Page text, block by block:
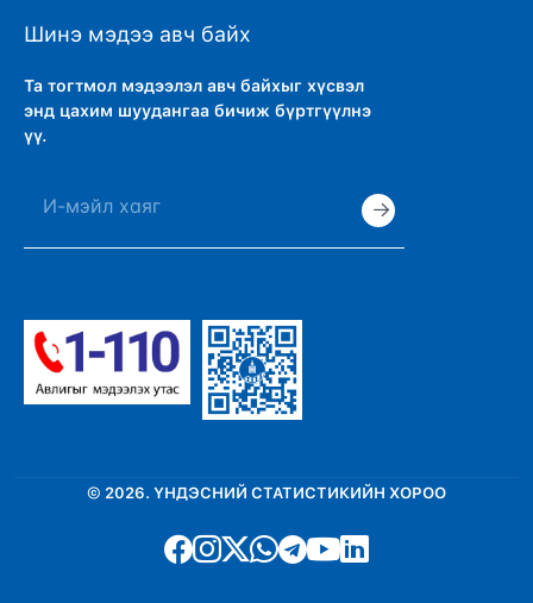
Шинэ мэдээ авч байх
Та тогтмол мэдээлэл авч байхыг хүсвэл
энд цахим шуудангаа бичиж бүртгүүлнэ
үү.
© 2026. ҮНДЭСНИЙ СТАТИСТИКИЙН ХОРОО